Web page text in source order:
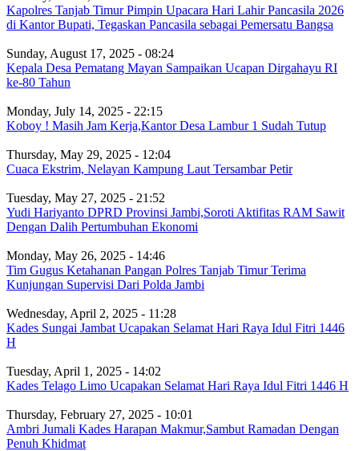
Kapolres Tanjab Timur Pimpin Upacara Hari Lahir Pancasila 2026
di Kantor Bupati, Tegaskan Pancasila sebagai Pemersatu Bangsa
Sunday, August 17, 2025 - 08:24
Kepala Desa Pematang Mayan Sampaikan Ucapan Dirgahayu RI
ke-80 Tahun
Monday, July 14, 2025 - 22:15
Koboy ! Masih Jam Kerja,Kantor Desa Lambur 1 Sudah Tutup
Thursday, May 29, 2025 - 12:04
Cuaca Ekstrim, Nelayan Kampung Laut Tersambar Petir
Tuesday, May 27, 2025 - 21:52
Yudi Hariyanto DPRD Provinsi Jambi,Soroti Aktifitas RAM Sawit
Dengan Dalih Pertumbuhan Ekonomi
Monday, May 26, 2025 - 14:46
Tim Gugus Ketahanan Pangan Polres Tanjab Timur Terima
Kunjungan Supervisi Dari Polda Jambi
Wednesday, April 2, 2025 - 11:28
Kades Sungai Jambat Ucapakan Selamat Hari Raya Idul Fitri 1446
H
Tuesday, April 1, 2025 - 14:02
Kades Telago Limo Ucapakan Selamat Hari Raya Idul Fitri 1446 H
Thursday, February 27, 2025 - 10:01
Ambri Jumali Kades Harapan Makmur,Sambut Ramadan Dengan
Penuh Khidmat